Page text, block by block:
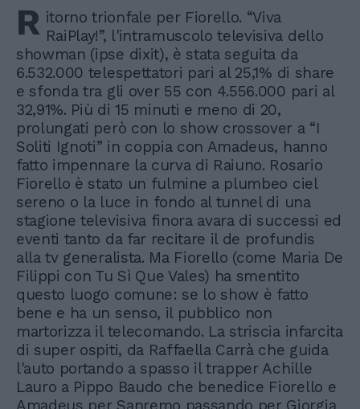
R itorno trionfale per Fiorello. “Viva
RaiPlay!”, l'intramuscolo televisiva dello
showman (ipse dixit), è stata seguita da
6.532.000 telespettatori pari al 25,1% di share
e sfonda tra gli over 55 con 4.556.000 pari al
32,91%. Più di 15 minuti e meno di 20,
prolungati però con lo show crossover a “I
Soliti Ignoti” in coppia con Amadeus, hanno
fatto impennare la curva di Raiuno. Rosario
Fiorello è stato un fulmine a plumbeo ciel
sereno o la luce in fondo al tunnel di una
stagione televisiva finora avara di successi ed
eventi tanto da far recitare il de profundis
alla tv generalista. Ma Fiorello (come Maria De
Filippi con Tu Sì Que Vales) ha smentito
questo luogo comune: se lo show è fatto
bene e ha un senso, il pubblico non
martorizza il telecomando. La striscia infarcita
di super ospiti, da Raffaella Carrà che guida
l'auto portando a spasso il trapper Achille
Lauro a Pippo Baudo che benedice Fiorello e